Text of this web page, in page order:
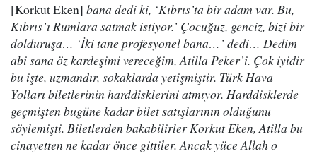
[Korkut Eken] bana dedi ki, ‘Kıbrıs’ta bir adam var. Bu,
Kıbrıs’ı Rumlara satmak istiyor.’ Çocuğuz, genciz, bizi bir
dolduruşa… ‘İki tane profesyonel bana…’ dedi… Dedim
abi sana öz kardeşimi vereceğim, Atilla Peker’i. Çok iyidir
bu işte, uzmandır, sokaklarda yetişmiştir. Türk Hava
Yolları biletlerinin harddisklerini atmıyor. Harddisklerde
geçmişten bugüne kadar bilet satışlarının olduğunu
söylemişti. Biletlerden bakabilirler Korkut Eken, Atilla bu
cinayetten ne kadar önce gittiler. Ancak yüce Allah o